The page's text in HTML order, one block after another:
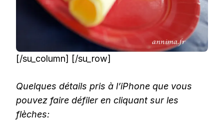
[/su_column] [/su_row]
Quelques détails pris à l’iPhone que vous
pouvez faire défiler en cliquant sur les
flèches: